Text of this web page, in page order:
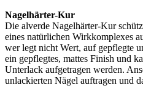
Nagelhärter-Kur
Die alverde Nagelhärter-Kur
eines natürlichen Wirkkomplexes
wer legt nicht Wert, auf gepflegte
ein gepflegtes, mattes Finish und
Unterlack aufgetragen werden.
unlackierten Nägel auftragen und